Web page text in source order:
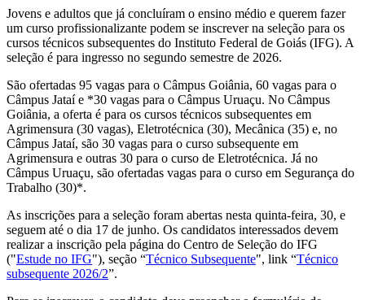
Jovens e adultos que já concluíram o ensino médio e querem fazer
um curso profissionalizante podem se inscrever na seleção para os
cursos técnicos subsequentes do Instituto Federal de Goiás (IFG). A
seleção é para ingresso no segundo semestre de 2026.
São ofertadas 95 vagas para o Câmpus Goiânia, 60 vagas para o
Câmpus Jataí e *30 vagas para o Câmpus Uruaçu. No Câmpus
Goiânia, a oferta é para os cursos técnicos subsequentes em
Agrimensura (30 vagas), Eletrotécnica (30), Mecânica (35) e, no
Câmpus Jataí, são 30 vagas para o curso subsequente em
Agrimensura e outras 30 para o curso de Eletrotécnica. Já no
Câmpus Uruaçu, são ofertadas vagas para o curso em Segurança do
Trabalho (30)*.
As inscrições para a seleção foram abertas nesta quinta-feira, 30, e
seguem até o dia 17 de junho. Os candidatos interessados devem
realizar a inscrição pela página do Centro de Seleção do IFG
("Estude no IFG"), seção “Técnico Subsequente", link “Técnico
subsequente 2026/2”.